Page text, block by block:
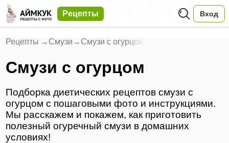
Рецепты Вход
Рецепты → Смузи → Смузи с огурцом
Смузи с огурцом
Подборка диетических рецептов смузи с
огурцом с пошаговыми фото и инструкциями.
Мы расскажем и покажем, как приготовить
полезный огуречный смузи в домашних
условиях!